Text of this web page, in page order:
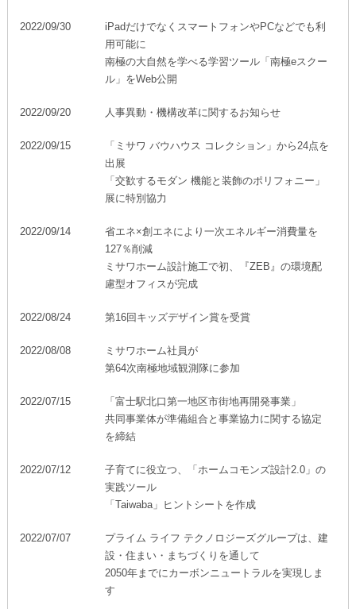
2022/09/30
iPadだけでなくスマートフォンやPCなどでも利
用可能に
南極の大自然を学べる学習ツール「南極eスクー
ル」をWeb公開
2022/09/20 人事異動・機構改革に関するお知らせ
2022/09/15
「ミサワ バウハウス コレクション」から24点を
出展
「交歓するモダン 機能と装飾のポリフォニー」
展に特別協力
2022/09/14
省エネ×創エネにより一次エネルギー消費量を
127％削減
ミサワホーム設計施工で初、『ZEB』の環境配
慮型オフィスが完成
2022/08/24 第16回キッズデザイン賞を受賞
2022/08/08
ミサワホーム社員が
第64次南極地域観測隊に参加
2022/07/15
「富士駅北口第一地区市街地再開発事業」
共同事業体が準備組合と事業協力に関する協定
を締結
2022/07/12
子育てに役立つ、「ホームコモンズ設計2.0」の
実践ツール
「Taiwaba」ヒントシートを作成
2022/07/07
プライム ライフ テクノロジーズグループは、建
設・住まい・まちづくりを通して
2050年までにカーボンニュートラルを実現しま
す